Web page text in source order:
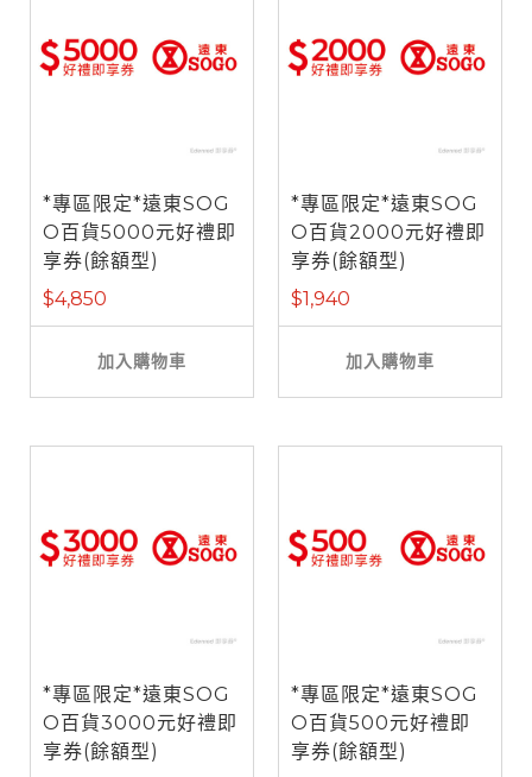
*專區限定*遠東SOG
O百貨5000元好禮即
享券(餘額型)
$4,850
加入購物車
*專區限定*遠東SOG
O百貨2000元好禮即
享券(餘額型)
$1,940
加入購物車
*專區限定*遠東SOG
O百貨3000元好禮即
享券(餘額型)
*專區限定*遠東SOG
O百貨500元好禮即
享券(餘額型)